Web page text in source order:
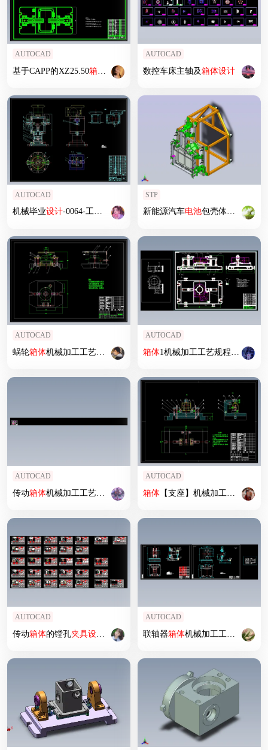
AUTOCAD
基于CAPP的XZ25.50箱体 零件及专用夹具设计
AUTOCAD
数控车床主轴及箱体设计
AUTOCAD
机械毕业设计-0064-工艺 夹具-减速器箱体零件工艺及加工Φ120外圆的
STP
新能源汽车电池包壳体焊接 夹具
AUTOCAD
蜗轮箱体机械加工工艺规程及工艺装备 夹具设计【含CAD图和全套卡
AUTOCAD
箱体1机械加工工艺规程及工艺装备
AUTOCAD
传动箱体机械加工工艺规程及工艺装备 夹具设计 【含CAD图和全套卡
AUTOCAD
箱体【支座】机械加工工艺规程及工艺装备
AUTOCAD
传动箱体的镗孔夹具设计 及加工工艺装备含开题、非标19张CAD图
AUTOCAD
联轴器箱体机械加工工艺规程及工艺装备